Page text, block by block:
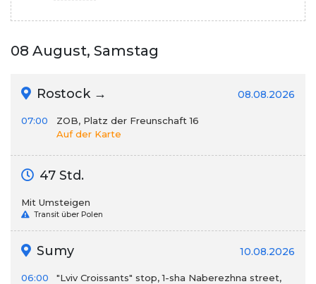
08 August, Samstag
Rostock → 08.08.2026
07:00
ZOB, Platz der Freunschaft 16
Auf der Karte
47 Std.
Mit Umsteigen
Transit über Polen
Sumy 10.08.2026
06:00
"Lviv Croissants" stop, 1-sha Naberezhna street,